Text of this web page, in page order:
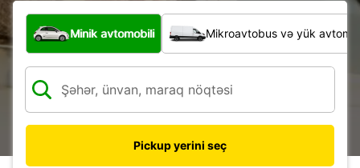
Hansı növ nəqliyyat vasitəsi?
Minik avtomobili Mikroavtobus və yük
Pickup yerini seç